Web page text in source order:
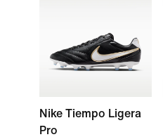
Nike Tiempo Ligera
Pro